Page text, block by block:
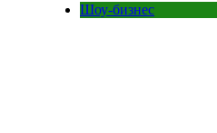
Шоу-бизнес